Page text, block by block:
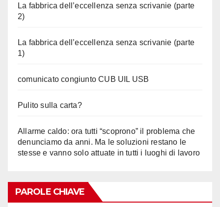
La fabbrica dell’eccellenza senza scrivanie (parte
2)
La fabbrica dell’eccellenza senza scrivanie (parte
1)
comunicato congiunto CUB UIL USB
Pulito sulla carta?
Allarme caldo: ora tutti “scoprono” il problema che
denunciamo da anni. Ma le soluzioni restano le
stesse e vanno solo attuate in tutti i luoghi di lavoro
PAROLE CHIAVE